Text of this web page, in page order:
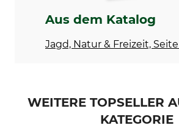
Aus dem Katalog
Jagd, Natur & Freizeit,
WEITERE TOPSELLER
KATEGORIE